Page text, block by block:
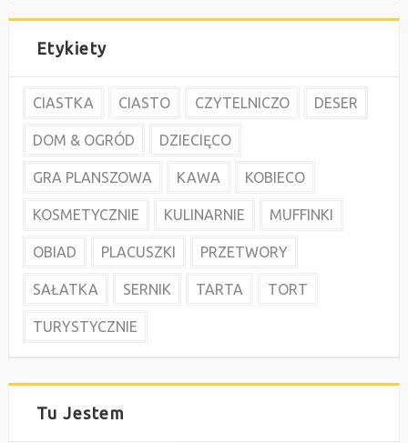
Etykiety
CIASTKA CIASTO CZYTELNICZO DESER
DOM & OGRÓD DZIECIĘCO
GRA PLANSZOWA KAWA KOBIECO
KOSMETYCZNIE KULINARNIE MUFFINKI
OBIAD PLACUSZKI PRZETWORY
SAŁATKA SERNIK TARTA TORT
TURYSTYCZNIE
Tu Jestem